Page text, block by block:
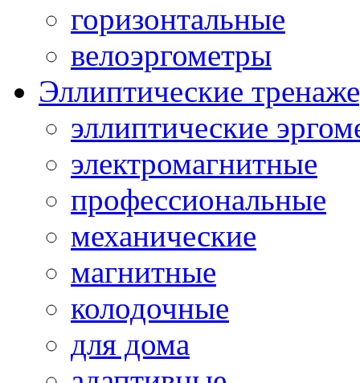
горизонтальные
велоэргометры
Эллиптические
эллиптические
электромагнитные
профессиональные
механические
магнитные
колодочные
для дома